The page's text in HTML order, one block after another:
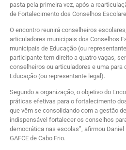
pasta pela primeira vez, após a
de Fortalecimento dos Conselhos
O encontro reunirá conselheiros
articuladores municipais dos Conselhos
municipais de Educação (ou
participante tem direito a quatro vagas,
conselheiros ou articuladores e uma para
Educação (ou representante legal).
Segundo a organização, o objetivo do
práticas efetivas para o fortalecimento
que vêm se consolidando com a gestão
indispensável fortalecer os conselhos
democrática nas escolas”, afirmou Daniel
GAFCE de Cabo Frio.